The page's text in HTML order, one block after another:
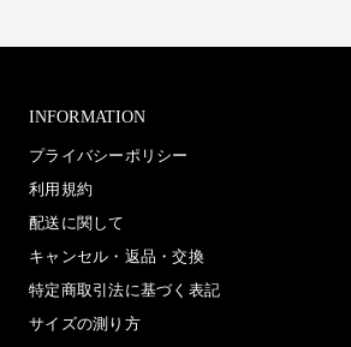
INFORMATION
プライバシーポリシー
利用規約
配送に関して
キャンセル・返品・交換
特定商取引法に基づく表記
サイズの測り方